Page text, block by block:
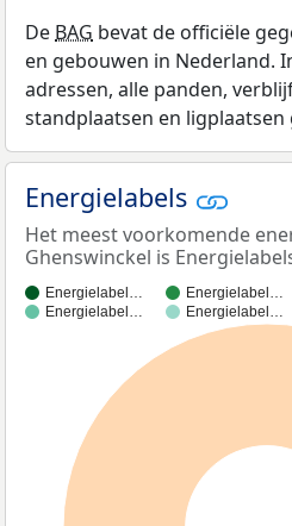
De BAG bevat de officiële
en gebouwen in Nederland.
adressen, alle panden,
standplaatsen en
Energielabels
Het meest voorkomende
Ghenswinckel is
Energielabel… Energielabel…
Energielabel…
Energielabel…